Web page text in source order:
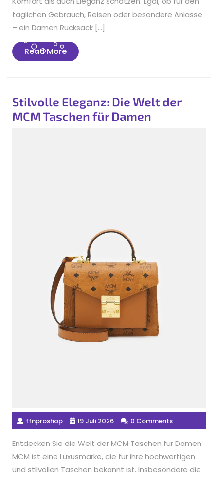
täglichen Gebrauch, Reisen oder besondere Anlässe
– ein Damen Rucksack […]
Read MoreRead
More
Stilvolle Eleganz: Die Welt der
MCM Taschen für Damen
ffnproshop 19 Juli 2026 0 Comments
Entdecken Sie die Welt der MCM Taschen für Damen
MCM ist eine Luxusmarke, die für ihre hochwertigen
und stilvollen Taschen bekannt ist. Insbesondere die